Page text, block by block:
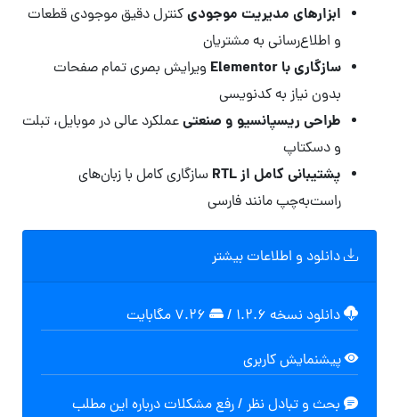
ابزارهای مدیریت موجودیکنترل دقیق موجودی قطعات
و اطلاع‌رسانی به مشتریان
سازگاری با Elementor
ویرایش بصری تمام صفحات
بدون نیاز به کدنویسی
طراحی ریسپانسیو و صنعتیعملکرد عالی در موبایل، تبلت
و دسکتاپ
پشتیبانی کامل از RTL
سازگاری کامل با زبان‌های
راست‌به‌چپ مانند فارسی
دانلود و اطلاعات بیشتر
دانلود نسخه ۱.۲.۶ /
پیشنمایش کاربری
بحث و تبادل نظر / رفع مشکلات درباره این مطلب